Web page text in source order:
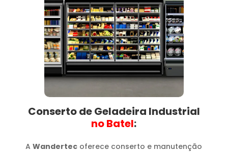
Conserto de Geladeira Industrial
no Batel​:
AWandertec oferece conserto e manutenção